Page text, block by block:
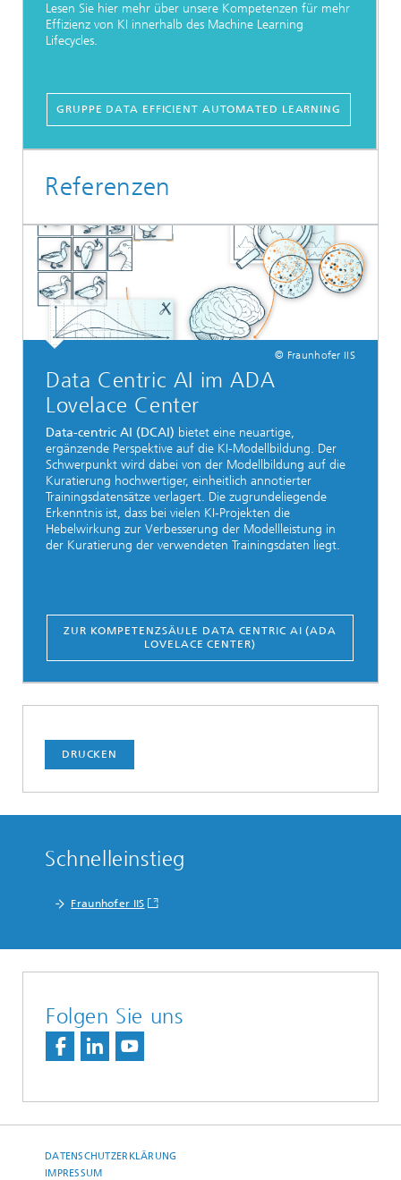
Lesen Sie hier mehr über unsere Kompetenzen für mehr
Effizienz von KI innerhalb des Machine Learning
Lifecycles.
GRUPPE DATA EFFICIENT AUTOMATED LEARNING
Referenzen
© Fraunhofer IIS
Data Centric AI im ADA
Lovelace Center
Data-centric AI (DCAI) bietet eine neuartige,
ergänzende Perspektive auf die KI-Modellbildung. Der
Schwerpunkt wird dabei von der Modellbildung auf die
Kuratierung hochwertiger, einheitlich annotierter
Trainingsdatensätze verlagert. Die zugrundeliegende
Erkenntnis ist, dass bei vielen KI-Projekten die
Hebelwirkung zur Verbesserung der Modellleistung in
der Kuratierung der verwendeten Trainingsdaten liegt.
ZUR KOMPETENZSÄULE DATA CENTRIC AI (ADA
LOVELACE CENTER)
DRUCKEN
Schnelleinstieg
Fraunhofer IIS
Folgen Sie uns
DATENSCHUTZERKLÄRUNG
IMPRESSUM